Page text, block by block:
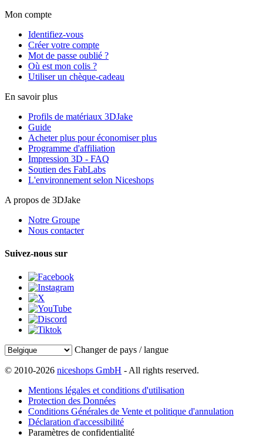
Mon compte
Identifiez-vous
Créer votre compte
Mot de passe oublié ?
Où est mon colis ?
Utiliser un chèque-cadeau
En savoir plus
Profils de matériaux 3DJake
Guide
Acheter plus pour économiser plus
Programme d'affiliation
Impression 3D - FAQ
Soutien des FabLabs
L'environnement selon Niceshops
A propos de 3DJake
Notre Groupe
Nous contacter
Suivez-nous sur
Changer de pays / langue
© 2010-2026 niceshops GmbH - All rights reserved.
Mentions légales et conditions d'utilisation
Protection des Données
Conditions Générales de Vente et politique d'annulation
Déclaration d'accessibilité
Paramètres de confidentialité